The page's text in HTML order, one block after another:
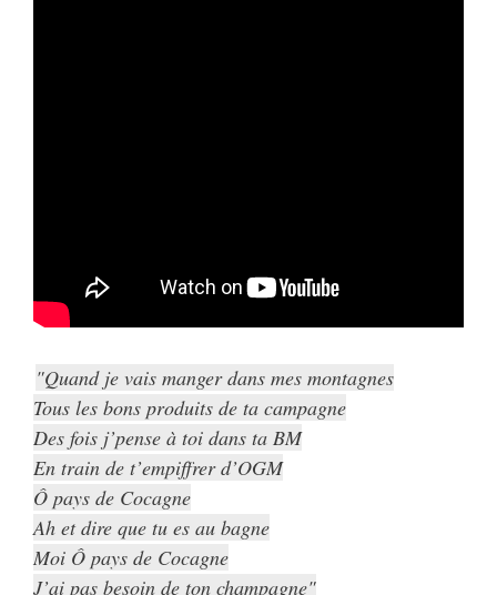
Quand je vais manger dans mes montagnes
Tous les bons produits de ta campagne
Des fois j’pense à toi dans ta BM
En train de t’empiffrer d’OGM
Ô pays de Cocagne
Ah et dire que tu es au bagne
Moi Ô pays de Cocagne
J’ai pas besoin de ton champagne